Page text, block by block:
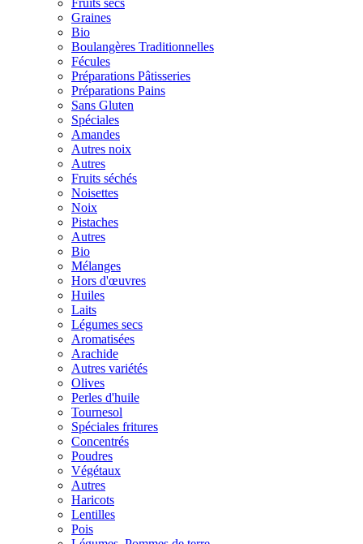
Fruits secs
Graines
Bio
Boulangères Traditionnelles
Fécules
Préparations Pâtisseries
Préparations Pains
Sans Gluten
Spéciales
Amandes
Autres noix
Autres
Fruits séchés
Noisettes
Noix
Pistaches
Autres
Bio
Mélanges
Hors d'œuvres
Huiles
Laits
Légumes secs
Aromatisées
Arachide
Autres variétés
Olives
Perles d'huile
Tournesol
Spéciales fritures
Concentrés
Poudres
Végétaux
Autres
Haricots
Lentilles
Pois